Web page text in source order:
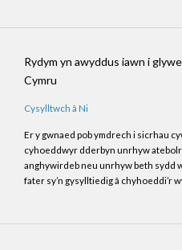
Rydym yn awyddus iawn i
Cymru
Cysylltwch â Ni
Er y gwnaed pob ymdrech i sicrhau
cyhoeddwyr dderbyn unrhyw
anghywirdeb neu unrhyw beth sydd
fater sy’n gysylltiedig â chyhoeddi’r